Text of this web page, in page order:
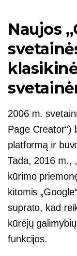
Naujos
2006 m.
Page Creator“)
platformą ir
Tada, 2016 m.,
kūrimo
kitomis
suprato, kad
kūrėjų
funkcijos.